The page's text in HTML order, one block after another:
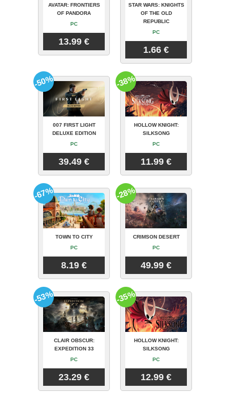
AVATAR: FRONTIERS
OF PANDORA
PC
13.99 €
STAR WARS: KNIGHTS
OF THE OLD
REPUBLIC
PC
1.66 €
007 FIRST LIGHT
DELUXE EDITION
PC
39.49 €
-50%
HOLLOW KNIGHT:
SILKSONG
PC
11.99 €
-38%
TOWN TO CITY
PC
8.19 €
-67%
CRIMSON DESERT
PC
49.99 €
-28%
CLAIR OBSCUR:
EXPEDITION 33
PC
23.29 €
-53%
HOLLOW KNIGHT:
SILKSONG
PC
12.99 €
-35%